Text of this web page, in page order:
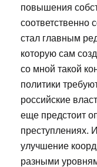
повышения
соответственно
стал главным
которую сам
со мной такой
политики
российские
еще предстоит
преступлениях.
улучшение
разными